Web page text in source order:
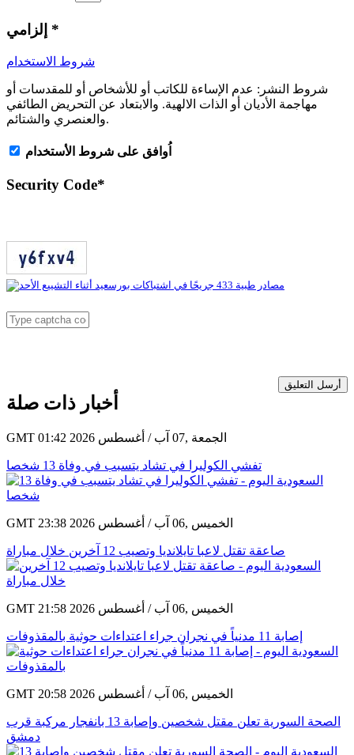
*
شروط الاستخدام
شروط النشر: عدم الإساءة للكاتب أو للأشخاص أو للمقدسات أو
مهاجمة الأديان أو الذات الالهية. والابتعاد عن التحريض الطائفي
والعنصري والشتائم.
اُوافق على شروط الأستخدام
Security Code*
أرسل التعليق
أخبار ذات صلة
GMT 01:42 2026 الجمعة ,07 آب / أغسطس
تفشي الكوليرا في تشاد يتسبب في وفاة 13 شخصا
GMT 23:38 2026 الخميس ,06 آب / أغسطس
صاعقة تقتل لاعبا تايلانديا وتصيب 12 آخرين خلال مباراة
GMT 21:58 2026 الخميس ,06 آب / أغسطس
إصابة 11 مدنياً في نجران جراء اعتداءات حوثية بالمقذوفات
GMT 20:58 2026 الخميس ,06 آب / أغسطس
الصحة السورية تعلن مقتل شخصين وإصابة 13 بانفجار مركبة قرب
دمشق